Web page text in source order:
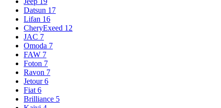
Datsun 17
Lifan 16
CheryExeed 12
JAC 7
Omoda 7
FAW 7
Foton 7
Ravon 7
Jetour 6
Fiat 6
Brilliance 5